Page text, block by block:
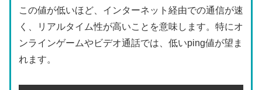
この値が低いほど、インターネット経由での通信が速
く、リアルタイム性が高いことを意味します。特にオ
ンラインゲームやビデオ通話では、低いping値が望ま
れます。